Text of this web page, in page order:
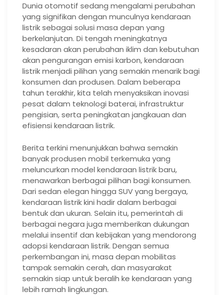
Dunia otomotif sedang mengalami perubahan
yang signifikan dengan munculnya kendaraan
listrik sebagai solusi masa depan yang
berkelanjutan. Di tengah meningkatnya
kesadaran akan perubahan iklim dan kebutuhan
akan pengurangan emisi karbon, kendaraan
listrik menjadi pilihan yang semakin menarik bagi
konsumen dan produsen. Dalam beberapa
tahun terakhir, kita telah menyaksikan inovasi
pesat dalam teknologi baterai, infrastruktur
pengisian, serta peningkatan jangkauan dan
efisiensi kendaraan listrik.
Berita terkini menunjukkan bahwa semakin
banyak produsen mobil terkemuka yang
meluncurkan model kendaraan listrik baru,
menawarkan berbagai pilihan bagi konsumen.
Dari sedan elegan hingga SUV yang bergaya,
kendaraan listrik kini hadir dalam berbagai
bentuk dan ukuran. Selain itu, pemerintah di
berbagai negara juga memberikan dukungan
melalui insentif dan kebijakan yang mendorong
adopsi kendaraan listrik. Dengan semua
perkembangan ini, masa depan mobilitas
tampak semakin cerah, dan masyarakat
semakin siap untuk beralih ke kendaraan yang
lebih ramah lingkungan.